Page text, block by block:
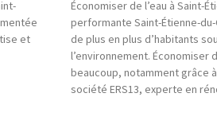
et
Économiser de l’eau à Saint-
performante Saint-Étienne-
de plus en plus d’habitants
l’environnement. Économiser
beaucoup, notamment grâce
société ERS13, experte en